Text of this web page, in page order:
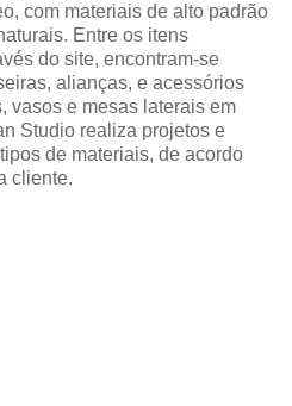
com materiais de alto padrão
Entre os itens
do site, encontram-se
alianças, e acessórios
vasos e mesas laterais em
Studio realiza projetos e
de materiais, de acordo
cliente.